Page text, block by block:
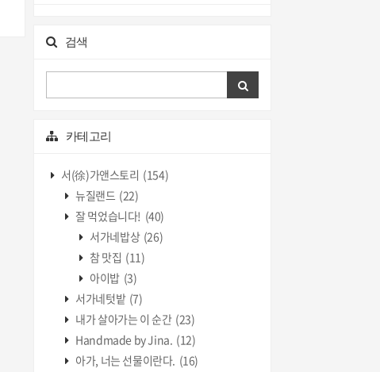
검색
카테고리
서(徐)가앤스토리 (154)
뉴질랜드 (22)
잘 먹었습니다! (40)
서가네밥상 (26)
참 맛집 (11)
아이밥 (3)
서가네텃밭 (7)
내가 살아가는 이 순간 (23)
Handmade by Jina. (12)
아가, 너는 선물이란다. (16)